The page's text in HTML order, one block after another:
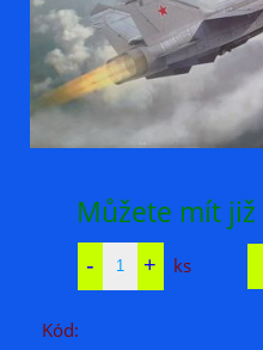
Můžete mít již
ks
Kód: